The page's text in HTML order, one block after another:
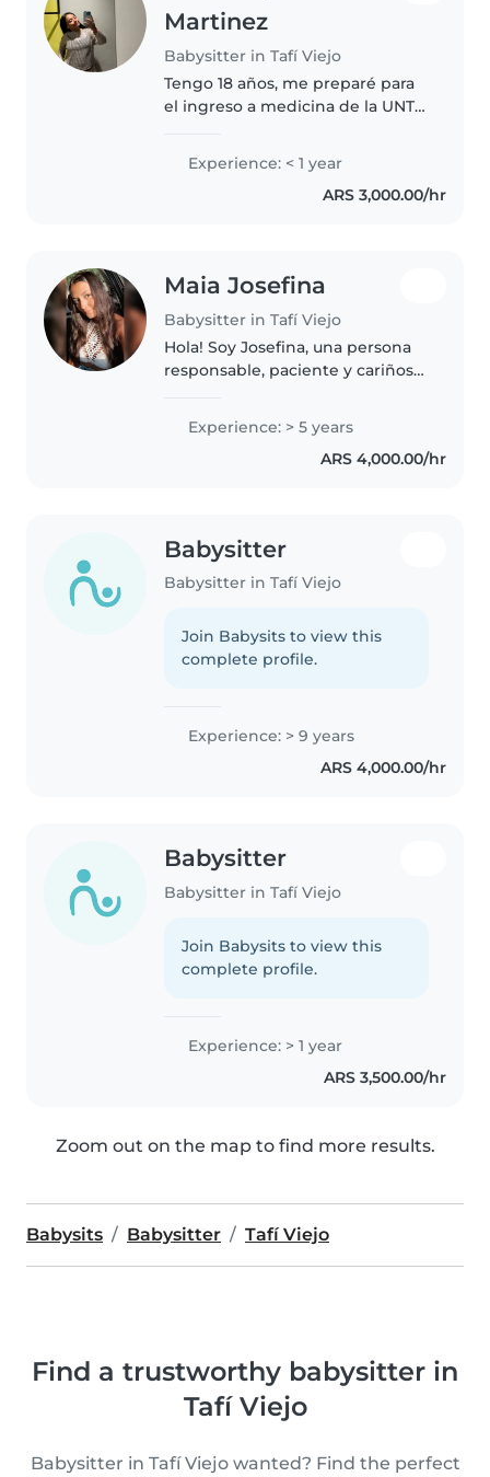
Martinez
Babysitter in Tafí Viejo
Tengo 18 años, me preparé para
el ingreso a medicina de la UNT,
estoy buscando alternativas para
hacer durante el año y mi
tiempo libre. Esta es mi..
Experience: < 1 year
ARS 3,000.00/hr
Maia Josefina
Babysitter in Tafí Viejo
Hola! Soy Josefina, una persona
responsable, paciente y cariñosa
comenzando a estudiar el
Profesorado de Nivel Inicial,..
Experience: > 5 years
ARS 4,000.00/hr
Babysitter
Babysitter in Tafí Viejo
Join Babysits to view this
complete profile.
Experience: > 9 years
ARS 4,000.00/hr
Babysitter
Babysitter in Tafí Viejo
Join Babysits to view this
complete profile.
Experience: > 1 year
ARS 3,500.00/hr
Zoom out on the map to find more results.
Babysits Babysitter Tafí Viejo
Find a trustworthy babysitter in
Tafí Viejo
Babysitter in Tafí Viejo wanted? Find the perfect